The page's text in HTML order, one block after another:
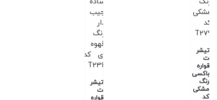
تیشر
ت
قواره
باکسی
رنگ
مشکی
کد
تیشر
ت
قواره